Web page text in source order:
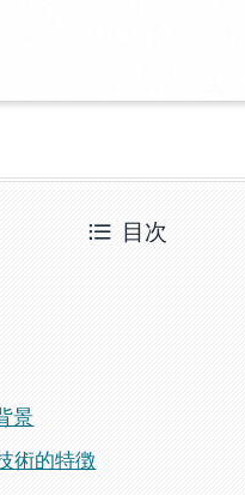
目次
景
術的特徴